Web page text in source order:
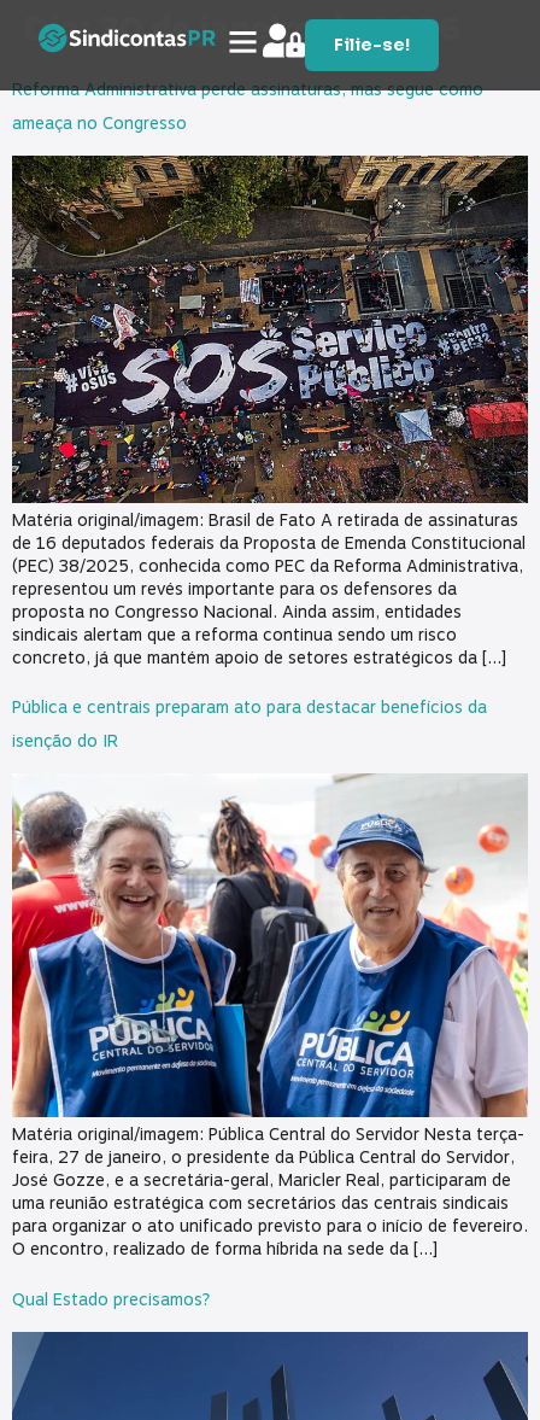
Filie-se!
Dia:30 de janeiro de 2026
Reforma Administrativa perde assinaturas, mas segue como
ameaça no Congresso
Matéria original/imagem: Brasil de Fato A retirada de assinaturas
de 16 deputados federais da Proposta de Emenda Constitucional
(PEC) 38/2025, conhecida como PEC da Reforma Administrativa,
representou um revés importante para os defensores da
proposta no Congresso Nacional. Ainda assim, entidades
sindicais alertam que a reforma continua sendo um risco
concreto, já que mantém apoio de setores estratégicos da […]
Pública e centrais preparam ato para destacar benefícios da
isenção do IR
Matéria original/imagem: Pública Central do Servidor Nesta terça-
feira, 27 de janeiro, o presidente da Pública Central do Servidor,
José Gozze, e a secretária-geral, Maricler Real, participaram de
uma reunião estratégica com secretários das centrais sindicais
para organizar o ato unificado previsto para o início de fevereiro.
O encontro, realizado de forma híbrida na sede da […]
Qual Estado precisamos?